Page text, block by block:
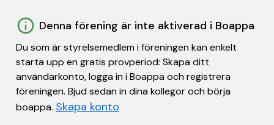
Denna förening är inte aktiverad i Boappa
Du som är styrelsemedlem i föreningen kan enkelt
starta upp en gratis provperiod: Skapa ditt
användarkonto, logga in i Boappa och registrera
föreningen. Bjud sedan in dina kollegor och börja
boappa. Skapa konto